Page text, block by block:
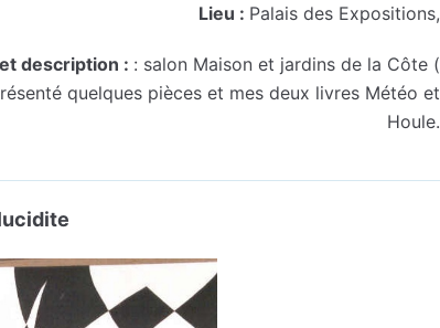
Lieu : Palais des Expositions,
description : : salon Maison et jardins de la Côte (
quelques pièces et mes deux livres Météo et
Houle.